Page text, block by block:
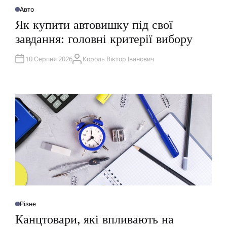
О
У
Л
І
У
В
Авто
Як купити автовишку під свої
завдання: головні критерії вибору
10 Серпня 2026А
Король Віктор Іванович
ОРізне
Канцтовари, які впливають на